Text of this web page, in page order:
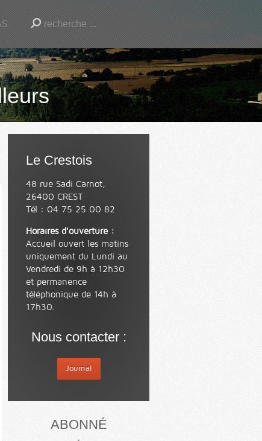
Le Crestois
48 rue Sadi Carnot,
26400 CREST
Tél : 04 75 25 00 82
Horaires d'ouverture :
Accueil ouvert les matins
uniquement du Lundi au
Vendredi de 9h à 12h30
et permanence
téléphonique de 14h à
17h30.
Nous contacter :
Journal
ABONNÉ